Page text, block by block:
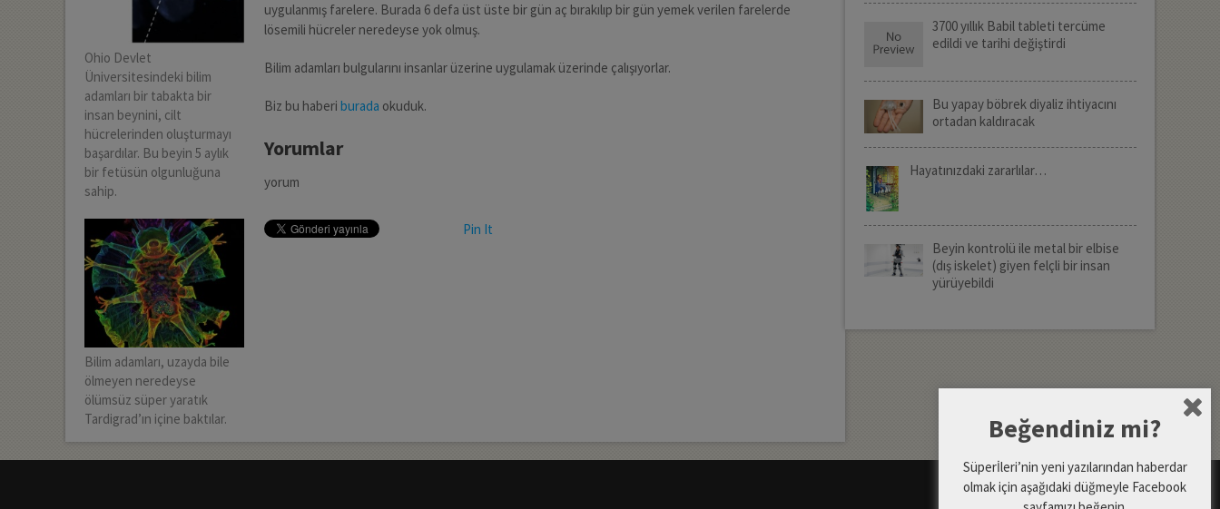
uygulanmış farelere. Burada 6 defa üst üste bir gün aç bırakılıp bir gün yemek verilen farelerde
lösemili hücreler neredeyse yok olmuş.
Bilim adamları bulgularını insanlar üzerine uygulamak üzerinde çalışıyorlar.
Biz bu haberiburada okuduk.
Yorumlar
yorum
Pin It
Ohio Devlet
Üniversitesindeki bilim
adamları bir tabakta bir
insan beynini, cilt
hücrelerinden oluşturmayı
başardılar. Bu beyin 5 aylık
bir fetüsün olgunluğuna
sahip.
Bilim adamları, uzayda bile
ölmeyen neredeyse
ölümsüz süper yaratık
Tardigrad’ın içine baktılar.
3700 yıllık Babil tableti tercüme
edildi ve tarihi değiştirdi
Bu yapay böbrek diyaliz ihtiyacını
ortadan kaldıracak
Hayatınızdaki zararlılar…
Beyin kontrolü ile metal bir elbise
(dış iskelet) giyen felçli bir insan
yürüyebildi
Beğendiniz mi?
Süperİleri’nin yeni yazılarından haberdar
olmak için aşağıdaki düğmeyle Facebook